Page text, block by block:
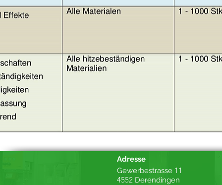
Adresse
Gewerbestrasse 11
4552 Derendingen